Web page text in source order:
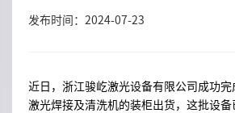
发布时间：2024-07-23
近日，浙江骏屹激光设备有限公司成功
激光焊接及清洗机的装柜出货，这批设